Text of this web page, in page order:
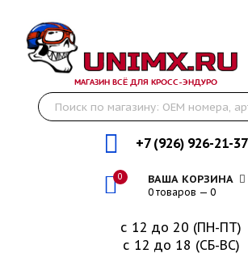
МАГАЗИН ВСЁ ДЛЯ КРОСС-ЭНДУРО
+7 (926) 926-21-37
0 ВАША КОРЗИНА
0 товаров — 0
с 12 до 20 (ПН-ПТ)
с 12 до 18 (СБ-ВС)